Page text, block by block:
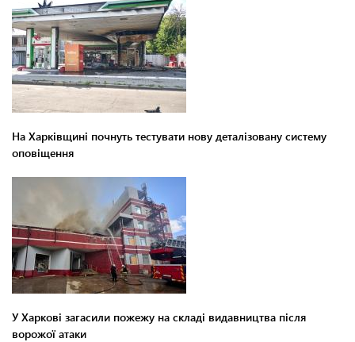
На Харківщині почнуть тестувати нову деталізовану систему
оповіщення
У Харкові загасили пожежу на складі видавництва після
ворожої атаки